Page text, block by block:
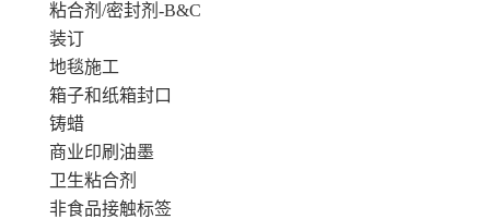
粘合剂/密封剂-B&C
装订
地毯施工
箱子和纸箱封口
铸蜡
商业印刷油墨
卫生粘合剂
非食品接触标签